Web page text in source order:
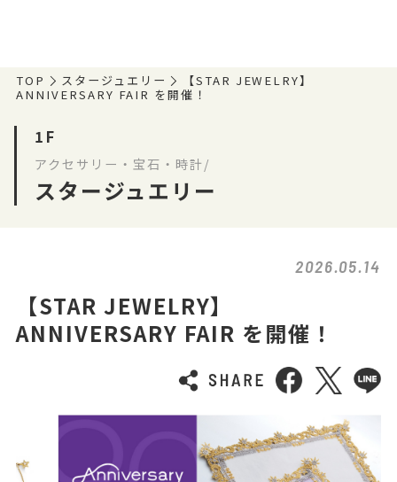
TOP スタージュエリー
【STAR JEWELRY】
ANNIVERSARY FAIR を開催！
1F
アクセサリー・宝石・時計/
スタージュエリー
2026.05.14
【STAR JEWELRY】
ANNIVERSARY FAIR を開催！